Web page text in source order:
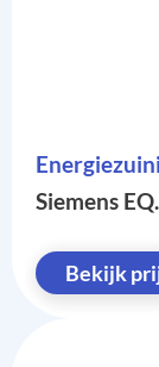
Siemens
Bekijk